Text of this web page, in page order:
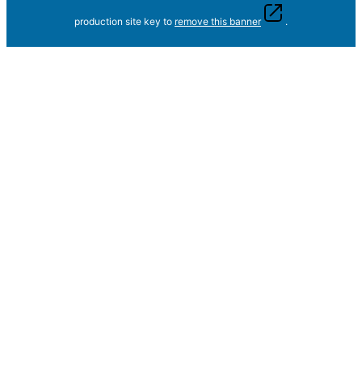
production site key to remove this banner .